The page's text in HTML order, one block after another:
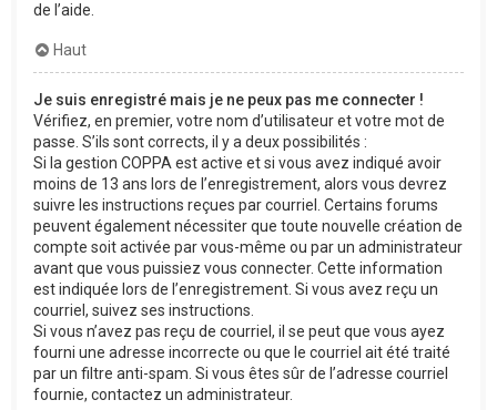
de l’aide.
Haut
Je suis enregistré mais je ne peux pas me connecter !
Vérifiez, en premier, votre nom d’utilisateur et votre mot de
passe. S’ils sont corrects, il y a deux possibilités :
Si la gestion COPPA est active et si vous avez indiqué avoir
moins de 13 ans lors de l’enregistrement, alors vous devrez
suivre les instructions reçues par courriel. Certains forums
peuvent également nécessiter que toute nouvelle création de
compte soit activée par vous-même ou par un administrateur
avant que vous puissiez vous connecter. Cette information
est indiquée lors de l’enregistrement. Si vous avez reçu un
courriel, suivez ses instructions.
Si vous n’avez pas reçu de courriel, il se peut que vous ayez
fourni une adresse incorrecte ou que le courriel ait été traité
par un filtre anti-spam. Si vous êtes sûr de l’adresse courriel
fournie, contactez un administrateur.